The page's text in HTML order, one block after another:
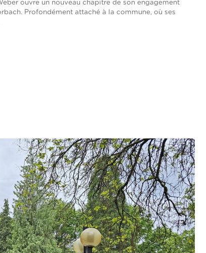
ouvre un nouveau chapitre de son engagement
Profondément attaché à la commune, où ses